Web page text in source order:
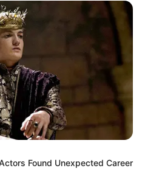
dans Un Si Grand Soleil…
Catherine
Found Unexpected Career